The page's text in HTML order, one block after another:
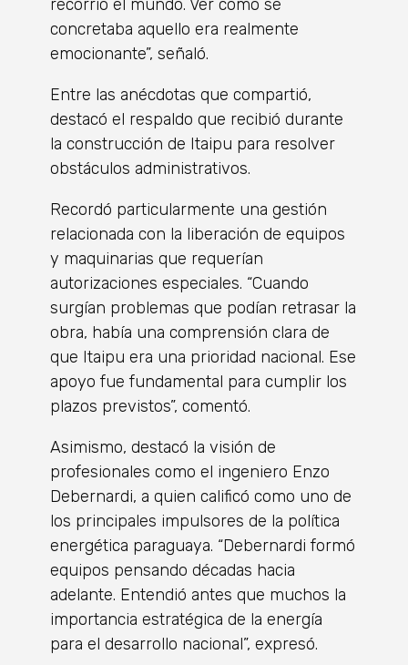
recorrió el mundo. Ver cómo se
concretaba aquello era realmente
emocionante”, señaló.
Entre las anécdotas que compartió,
destacó el respaldo que recibió durante
la construcción de Itaipu para resolver
obstáculos administrativos.
Recordó particularmente una gestión
relacionada con la liberación de equipos
y maquinarias que requerían
autorizaciones especiales. “Cuando
surgían problemas que podían retrasar la
obra, había una comprensión clara de
que Itaipu era una prioridad nacional. Ese
apoyo fue fundamental para cumplir los
plazos previstos”, comentó.
Asimismo, destacó la visión de
profesionales como el ingeniero Enzo
Debernardi, a quien calificó como uno de
los principales impulsores de la política
energética paraguaya. “Debernardi formó
equipos pensando décadas hacia
adelante. Entendió antes que muchos la
importancia estratégica de la energía
para el desarrollo nacional”, expresó.